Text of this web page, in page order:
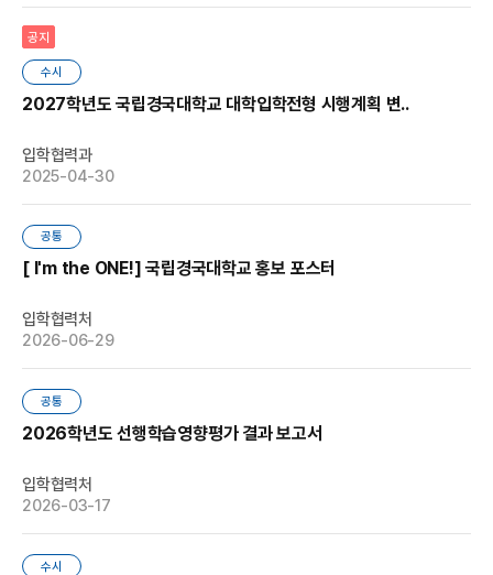
공지
수시
2027학년도 국립경국대학교 대학입학전형 시행계획 변..
입학협력과
2025-04-30
공통
[ I'm the ONE!] 국립경국대학교 홍보 포스터
입학협력처
2026-06-29
공통
2026학년도 선행학습영향평가 결과 보고서
입학협력처
2026-03-17
수시